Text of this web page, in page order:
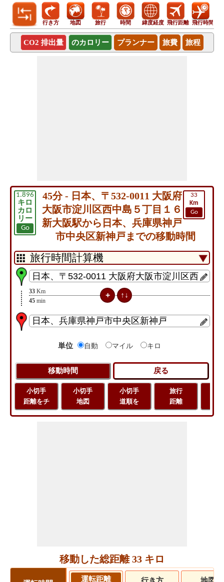
行き方 地図 旅行 時間 緯度経度 飛行距離 飛行時間
CO2 排出量 のカロリー プランナー 旅費 旅程
1.896
キロ
カロ
リー
Go
33
Km
Go
45分 - 日本、〒532-0011 大阪府
大阪市淀川区西中島５丁目１６
新大阪駅から日本、兵庫県神戸
市中央区新神戸までの移動時間
33 Km
45 min
単位 自動 マイル キロ
小切手
距離をチ
小切手
地図
小切手
道順を
旅行
距離
移動した総距離 33 キロ
運転距離 行き方 地図